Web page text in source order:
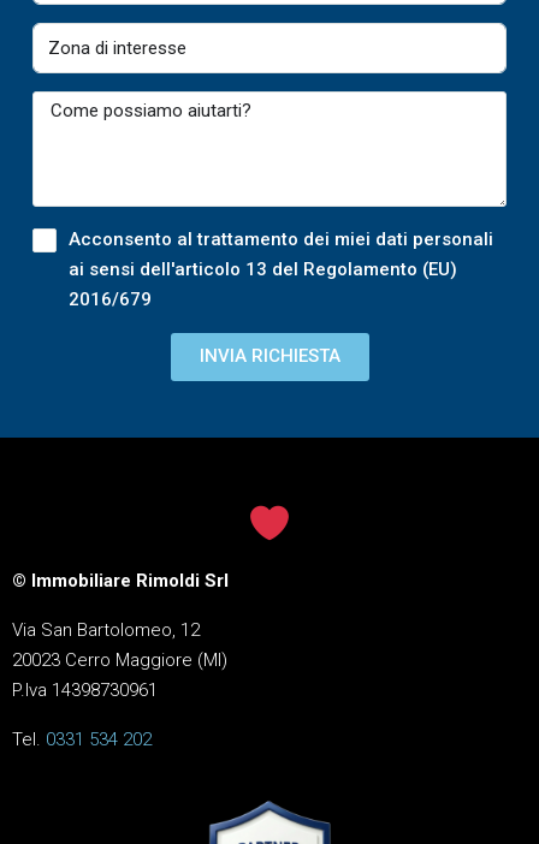
Acconsento al trattamento dei miei dati personali
ai sensi dell'articolo 13 del Regolamento (EU)
2016/679
INVIA RICHIESTA
© Immobiliare Rimoldi Srl
Via San Bartolomeo, 12
20023 Cerro Maggiore (MI)
P.Iva 14398730961
Tel. 0331 534 202